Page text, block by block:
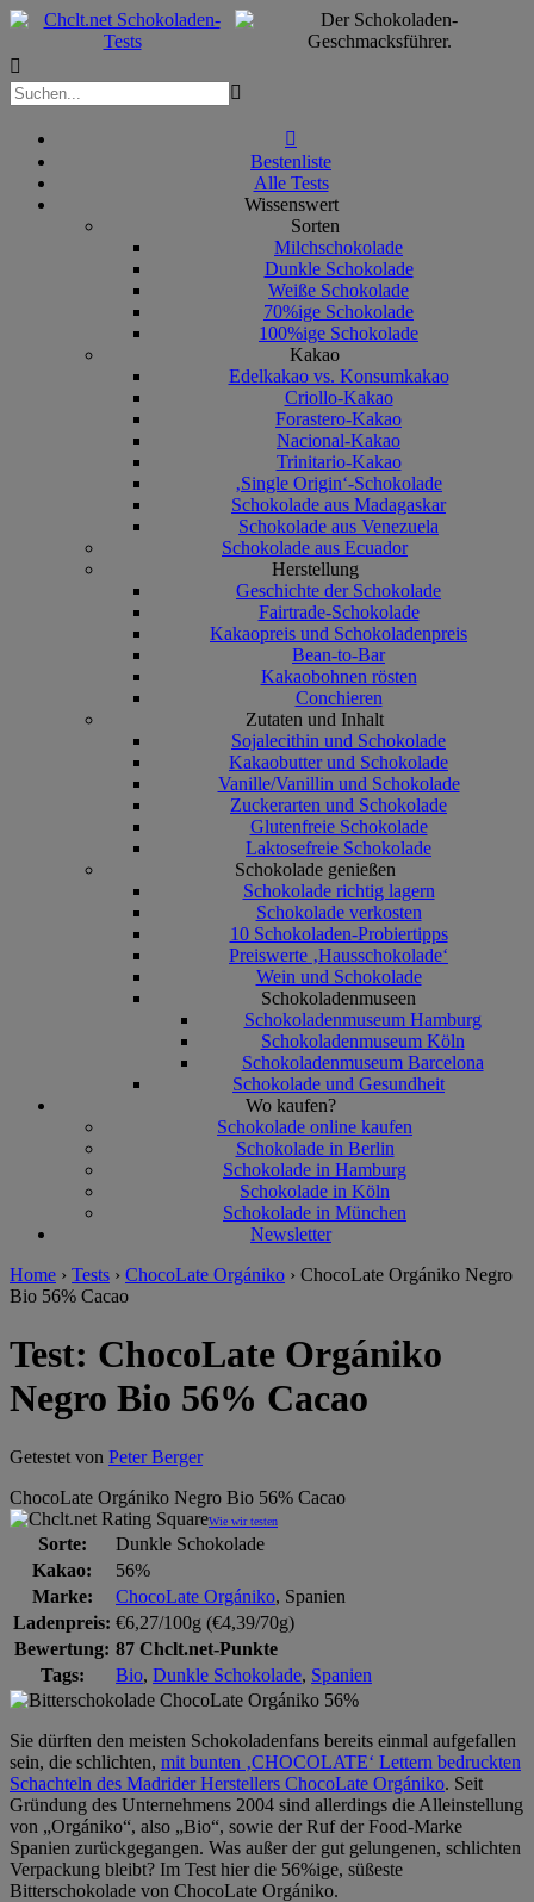



Bestenliste
Alle Tests
Wissenswert
Sorten
Milchschokolade
Dunkle Schokolade
Weiße Schokolade
70%ige Schokolade
100%ige Schokolade
Kakao
Edelkakao vs. Konsumkakao
Criollo-Kakao
Forastero-Kakao
Nacional-Kakao
Trinitario-Kakao
‚Single Origin‘-Schokolade
Schokolade aus Madagaskar
Schokolade aus Venezuela
Schokolade aus Ecuador
Herstellung
Geschichte der Schokolade
Fairtrade-Schokolade
Kakaopreis und Schokoladenpreis
Bean-to-Bar
Kakaobohnen rösten
Conchieren
Zutaten und Inhalt
Sojalecithin und Schokolade
Kakaobutter und Schokolade
Vanille/Vanillin und Schokolade
Zuckerarten und Schokolade
Glutenfreie Schokolade
Laktosefreie Schokolade
Schokolade genießen
Schokolade richtig lagern
Schokolade verkosten
10 Schokoladen-Probiertipps
Preiswerte ‚Hausschokolade‘
Wein und Schokolade
Schokoladenmuseen
Schokoladenmuseum Hamburg
Schokoladenmuseum Köln
Schokoladenmuseum Barcelona
Schokolade und Gesundheit
Wo kaufen?
Schokolade online kaufen
Schokolade in Berlin
Schokolade in Hamburg
Schokolade in Köln
Schokolade in München
Newsletter
Home › Tests › ChocoLate Orgániko › ChocoLate Orgániko Negro
Bio 56% Cacao
Test: ChocoLate Orgániko
Negro Bio 56% Cacao
Getestet von Peter Berger
ChocoLate Orgániko Negro Bio 56% Cacao
Wie wir testen
Sorte:
Dunkle Schokolade
Kakao:
56%
Marke:
ChocoLate Orgániko, Spanien
Ladenpreis: €6,27/100g (€4,39/70g)
Bewertung: 87 Chclt.net-Punkte
Tags:
Bio, Dunkle Schokolade, Spanien
Sie dürften den meisten Schokoladenfans bereits einmal aufgefallen
sein, die schlichten, mit bunten ‚CHOCOLATE‘ Lettern bedruckten
Schachteln des Madrider Herstellers ChocoLate Orgániko. Seit
Gründung des Unternehmens 2004 sind allerdings die Alleinstellung
von „Orgániko“, also „Bio“, sowie der Ruf der Food-Marke
Spanien zurückgegangen. Was außer der gut gelungenen, schlichten
Verpackung bleibt? Im Test hier die 56%ige, süßeste
Bitterschokolade von ChocoLate Orgániko.